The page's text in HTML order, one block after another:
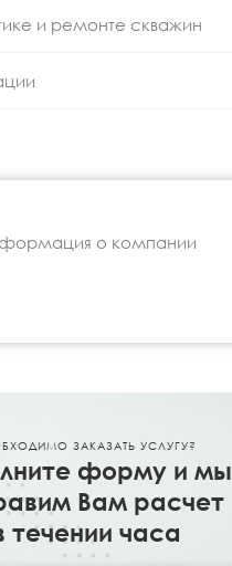
и ремонте скважин
о компании
ЗАКАЗАТЬ УСЛУГУ?
форму и мы
Вам расчет
течении часа